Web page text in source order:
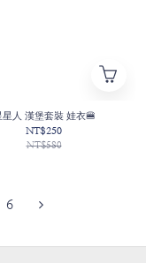
星人 漢堡套裝 娃衣🍔
NT$250
NT$580
6